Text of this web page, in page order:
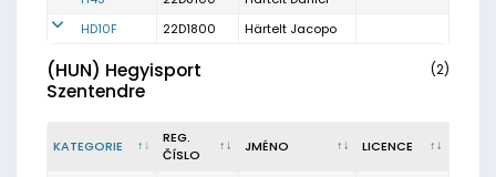
HD10F
22D1800 Härtelt Jacopo
(HUN) Hegyisport
Szentendre
(2)
KATEGORIE
REG.
ČÍSLO
JMÉNO LICENCE